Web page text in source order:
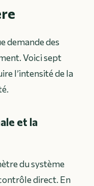
demande des
Voici sept
l’intensité de la
et la
du système
direct. En